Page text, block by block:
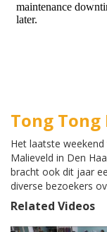
Tong Tong
Het laatste
Malieveld in Den
bracht ook dit jaar
diverse bezoekers
Related Videos